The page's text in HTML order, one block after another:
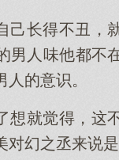
己长得不丑，
男人味他都不
的意识。
想就觉得，这
对幻之丞来说是